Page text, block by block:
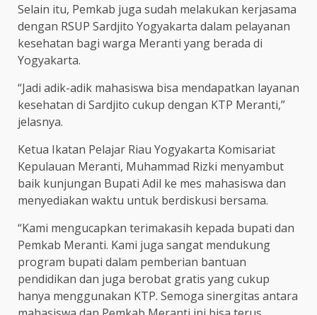
Selain itu, Pemkab juga sudah melakukan kerjasama
dengan RSUP Sardjito Yogyakarta dalam pelayanan
kesehatan bagi warga Meranti yang berada di
Yogyakarta.
“Jadi adik-adik mahasiswa bisa mendapatkan layanan
kesehatan di Sardjito cukup dengan KTP Meranti,”
jelasnya.
Ketua Ikatan Pelajar Riau Yogyakarta Komisariat
Kepulauan Meranti, Muhammad Rizki menyambut
baik kunjungan Bupati Adil ke mes mahasiswa dan
menyediakan waktu untuk berdiskusi bersama.
“Kami mengucapkan terimakasih kepada bupati dan
Pemkab Meranti. Kami juga sangat mendukung
program bupati dalam pemberian bantuan
pendidikan dan juga berobat gratis yang cukup
hanya menggunakan KTP. Semoga sinergitas antara